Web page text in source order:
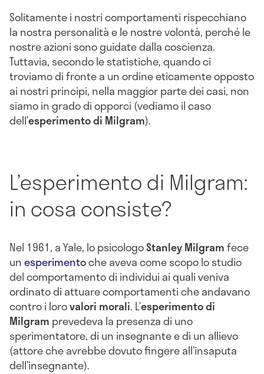
Solitamente i nostri comportamenti rispecchiano
la nostra personalità e le nostre volontà, perché le
nostre azioni sono guidate dalla coscienza.
Tuttavia, secondo le statistiche, quando ci
troviamo di fronte a un ordine eticamente opposto
ai nostri principi, nella maggior parte dei casi, non
siamo in grado di opporci (vediamo il caso
dell’esperimento di Milgram).
L’esperimento di Milgram:
in cosa consiste?
Nel 1961, a Yale, lo psicologoStanley Milgramfece
unesperimentoche aveva come scopo lo studio
del comportamento di individui ai quali veniva
ordinato di attuare comportamenti che andavano
contro i lorovalori morali. L’esperimento di
Milgram prevedeva la presenza di uno
sperimentatore, di un insegnante e di un allievo
(attore che avrebbe dovuto fingere all’insaputa
dell’insegnante).